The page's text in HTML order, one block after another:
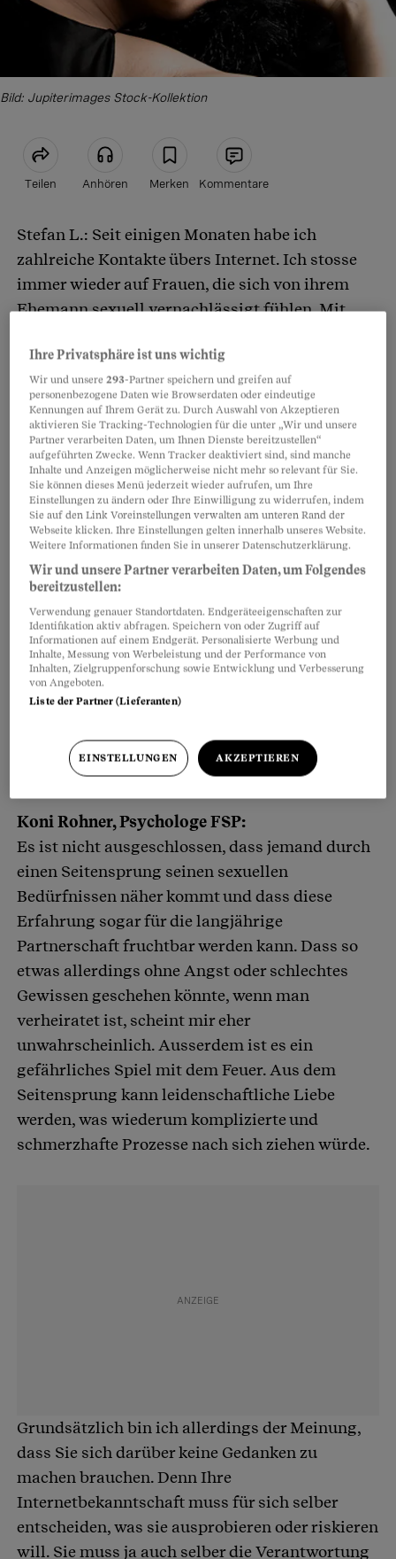
Bild: Jupiterimages Stock-Kollektion
Teilen Anhören Merken Kommentare
Artikel teilen
Stefan L.: Seit einigen Monaten habe ich
zahlreiche Kontakte übers Internet. Ich stosse
immer wieder auf Frauen, die sich von ihrem
Ehemann sexuell vernachlässigt fühlen. Mit
und SMS-Austausch entwickelt. Die Frau lernt
offenbar erst auf diesem Weg ihre erotischen
Bedürfnisse kennen. Wäre es möglich, dass sie
durch einen Seitensprung ohne Druck und
Angst den Mut gewinnen würde, mit ihrem
Mann über ihre Bedürfnisse zu reden?
Partnerinhalte
Koni Rohner, Psychologe FSP:
Es ist nicht ausgeschlossen, dass jemand durch
einen Seitensprung seinen sexuellen
Bedürfnissen näher kommt und dass diese
Erfahrung sogar für die langjährige
Partnerschaft fruchtbar werden kann. Dass so
etwas allerdings ohne Angst oder schlechtes
Gewissen geschehen könnte, wenn man
verheiratet ist, scheint mir eher
unwahrscheinlich. Ausserdem ist es ein
gefährliches Spiel mit dem Feuer. Aus dem
Seitensprung kann leidenschaftliche Liebe
werden, was wiederum komplizierte und
schmerzhafte Prozesse nach sich ziehen würde.
Grundsätzlich bin ich allerdings der Meinung,
dass Sie sich darüber keine Gedanken zu
machen brauchen. Denn Ihre
Internetbekanntschaft muss für sich selber
entscheiden, was sie ausprobieren oder riskieren
will. Sie muss ja auch selber die Verantwortung
Ihre Privatsphäre ist uns wichtig
Wir und unsere293-Partner speichern und greifen auf
personenbezogene Daten wie Browserdaten oder eindeutige
Kennungen auf Ihrem Gerät zu. Durch Auswahl von Akzeptieren
aktivieren Sie Tracking-Technologien für die unter „Wir und unsere
Partner verarbeiten Daten, um Ihnen Dienste bereitzustellen“
aufgeführten Zwecke. Wenn Tracker deaktiviert sind, sind manche
Inhalte und Anzeigen möglicherweise nicht mehr so relevant für Sie.
Sie können dieses Menü jederzeit wieder aufrufen, um Ihre
Einstellungen zu ändern oder Ihre Einwilligung zu widerrufen, indem
Sie auf den Link Voreinstellungen verwalten am unteren Rand der
Webseite klicken. Ihre Einstellungen gelten innerhalb unseres Website.
Weitere Informationen finden Sie in unserer Datenschutzerklärung.
Wir und unsere Partner verarbeiten Daten, um Folgendes
bereitzustellen:
Verwendung genauer Standortdaten. Endgeräteeigenschaften zur
Identifikation aktiv abfragen. Speichern von oder Zugriff auf
Informationen auf einem Endgerät. Personalisierte Werbung und
Inhalte, Messung von Werbeleistung und der Performance von
Inhalten, Zielgruppenforschung sowie Entwicklung und Verbesserung
von Angeboten.
Liste der Partner (Lieferanten)
EINSTELLUNGEN AKZEPTIEREN